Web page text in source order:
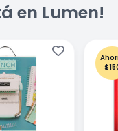
en Lumen!